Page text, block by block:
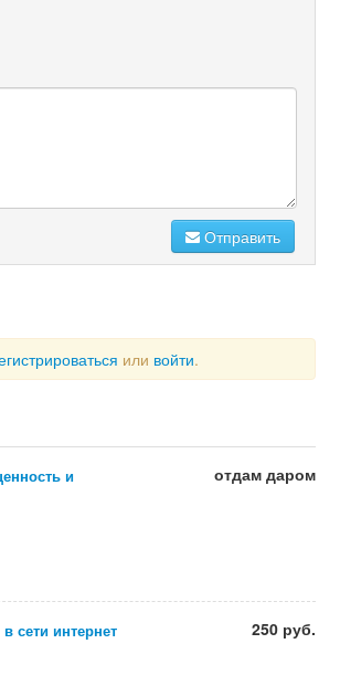
Отправить
или войти.
и
отдам даром
сети интернет 250 руб.